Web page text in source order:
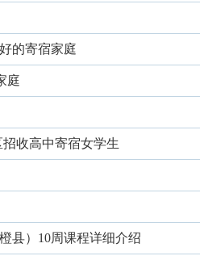
的寄宿家庭
庭
招收高中寄宿女学生
县）10周课程详细介绍